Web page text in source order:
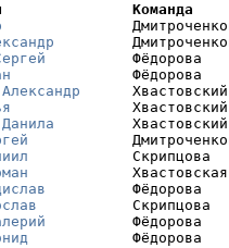
Команда
Фёдорова
Фёдорова
Фёдорова
Скрипцова
Фёдорова
Фёдорова